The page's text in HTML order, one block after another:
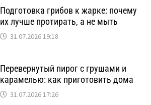
Подготовка грибов к жарке: почему
их лучше протирать, а не мыть
31.07.2026 19:18
Перевернутый пирог с грушами и
карамелью: как приготовить дома
31.07.2026 17:26